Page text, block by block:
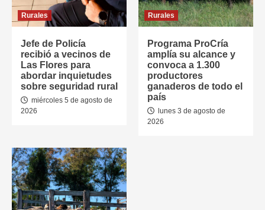
Rurales
Jefe de Policía
recibió a vecinos de
Las Flores para
abordar inquietudes
sobre seguridad rural
miércoles 5 de agosto de
2026
Rurales
Programa ProCría
amplía su alcance y
convoca a 1.300
productores
ganaderos de todo el
país
lunes 3 de agosto de
2026